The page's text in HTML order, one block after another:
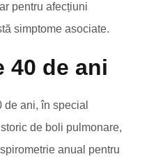
pentru afecțiuni
simptome asociate.
40 de ani
de ani, în special
de boli pulmonare,
anual pentru